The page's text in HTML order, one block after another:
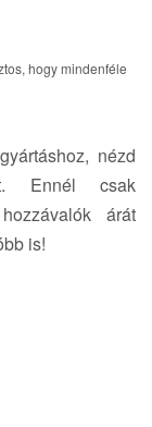
a
n
hogy mindenféle
nézd
Ennél csak
árát
is!